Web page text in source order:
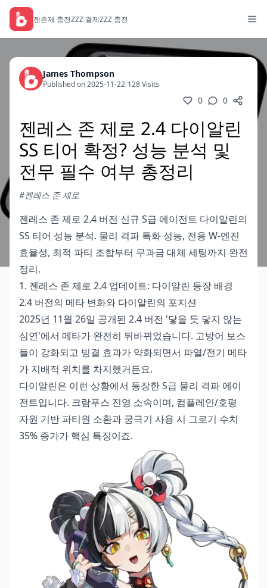
젠존제 충전ZZZ 결제ZZZ 충전
James Thompson
Published on 2025-11-22/128 Visits
0 0
젠레스 존 제로 2.4 다이알린
SS 티어 확정? 성능 분석 및
전무 필수 여부 총정리
#젠레스 존 제로
젠레스 존 제로 2.4 버전 신규 S급 에이전트 다이알린의
SS 티어 성능 분석. 물리 격파 특화 성능, 전용 W-엔진
효율성, 최적 파티 조합부터 무과금 대체 세팅까지 완전
정리.
1. 젠레스 존 제로 2.4 업데이트: 다이알린 등장 배경
2.4 버전의 메타 변화와 다이알린의 포지션
2025년 11월 26일 공개된 2.4 버전 '닿을 듯 닿지 않는
심연'에서 메타가 완전히 뒤바뀌었습니다. 고방어 보스
들이 강화되고 빙결 효과가 약화되면서 파열/전기 메타
가 지배적 위치를 차지했거든요.
다이알린은 이런 상황에서 등장한 S급 물리 격파 에이
전트입니다. 크람푸스 진영 소속이며, 컴플레인/호평
자원 기반 파티원 소환과 궁극기 사용 시 그로기 수치
35% 증가가 핵심 특징이죠.